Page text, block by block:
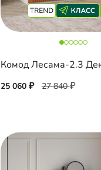
25 060 27 840